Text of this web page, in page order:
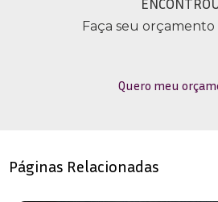
Faça seu orçamento
Quero meu
Páginas Relacionadas